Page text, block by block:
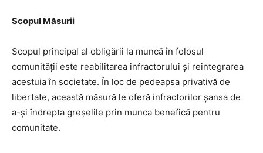
Scopul Măsurii
Scopul principal al obligării la muncă în folosul
comunității este reabilitarea infractorului și reintegrarea
acestuia în societate. În loc de pedeapsa privativă de
libertate, această măsură le oferă infractorilor șansa de
a-și îndrepta greșelile prin munca benefică pentru
comunitate.